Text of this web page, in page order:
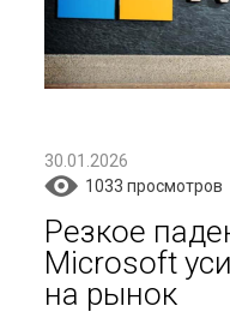
30.01.2026
1033 просмотров
Резкое
Microsoft
на рынок